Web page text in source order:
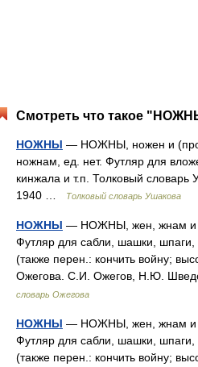
Смотреть что такое
НОЖНЫ — НОЖНЫ, ножен и
ножнам, ед. нет. Футляр для
кинжала и т.п. Толковый
1940 …
Толковый словарь Ушакова
НОЖНЫ — НОЖНЫ, жен, жнам и
Футляр для сабли, шашки, шпаги,
(также перен.: кончить войну;
Ожегова. С.И. Ожегов, Н.Ю.
словарь Ожегова
НОЖНЫ — НОЖНЫ, жен, жнам и
Футляр для сабли, шашки, шпаги,
(также перен.: кончить войну;